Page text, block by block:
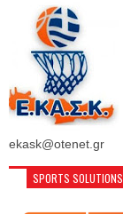
ekask@otenet.gr
SPORTS SOLUTIONS